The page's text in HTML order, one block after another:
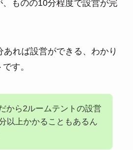
ものの10分程度で設営が完
れば設営ができる、わかり
す。
から2ルームテントの設営
以上かかることもあるん